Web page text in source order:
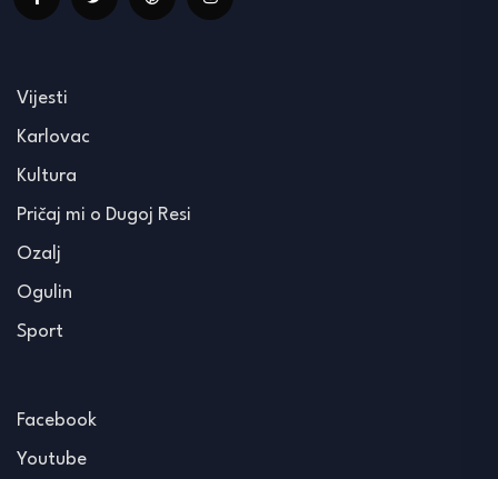
Vijesti
Karlovac
Kultura
Pričaj mi o Dugoj Resi
Ozalj
Ogulin
Sport
Facebook
Youtube